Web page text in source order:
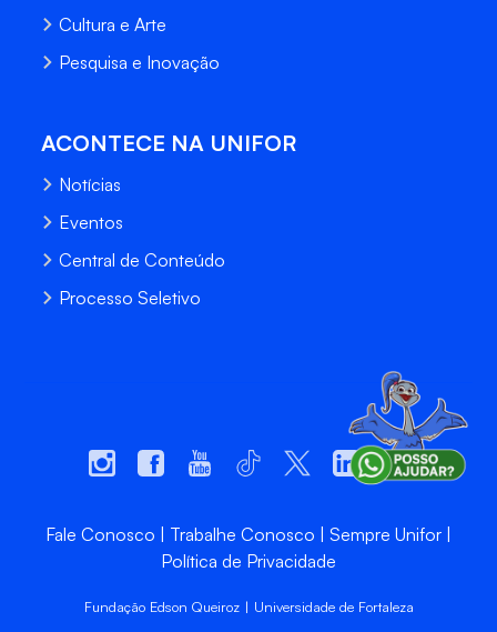
Cultura e Arte
Pesquisa e Inovação
ACONTECE NA UNIFOR
Notícias
Eventos
Central de Conteúdo
Processo Seletivo
Fale Conosco Trabalhe Conosco
Sempre Unifor
Política de Privacidade
Fundação Edson Queiroz | Universidade de Fortaleza